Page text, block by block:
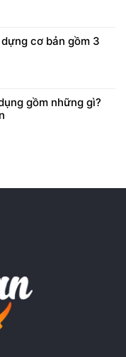
cơ bản gồm 3
gồm những gì?